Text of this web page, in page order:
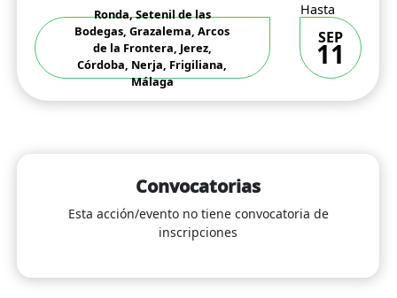
Convocatorias
Esta acción/evento no tiene convocatoria de
inscripciones
Ronda, Setenil de las
Bodegas, Grazalema, Arcos
de la Frontera, Jerez,
Córdoba, Nerja, Frigiliana,
Málaga
Hasta
SEP
11